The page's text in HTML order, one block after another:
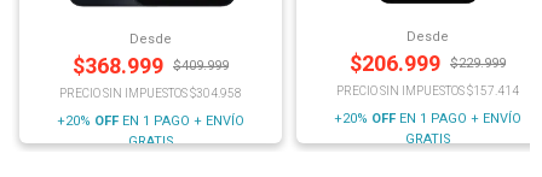
Desde
$368.999 $409.999
PRECIO SIN IMPUESTOS $304.958
+20% OFF EN 1 PAGO + ENVÍO
GRATIS
Desde
$206.999 $229.999
PRECIO SIN IMPUESTOS $157.414
+20% OFF EN 1 PAGO + ENVÍO
GRATIS